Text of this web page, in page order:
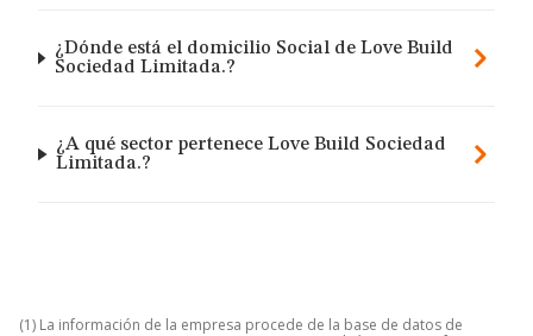
¿Dónde está el domicilio Social de Love Build
Sociedad Limitada.?
¿A qué sector pertenece Love Build Sociedad
Limitada.?
(1) La información de la empresa procede de la base de datos de